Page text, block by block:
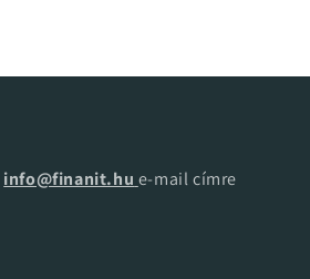
info@finanit.hu e-mail címre